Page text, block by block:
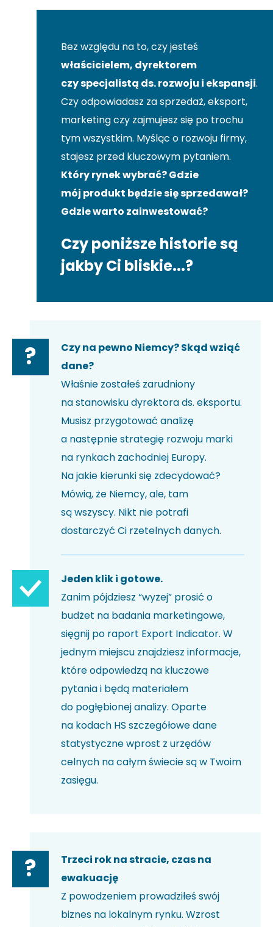
Bez względu na to, czy jesteś
właścicielem, dyrektorem
czy specjalistą ds. rozwoju i ekspansji.
Czy odpowiadasz za sprzedaż, eksport,
marketing czy zajmujesz się po trochu
tym wszystkim. Myśląc o rozwoju firmy,
stajesz przed kluczowym pytaniem.
Który rynek wybrać? Gdzie
mój produkt będzie się sprzedawał?
Gdzie warto zainwestować?
Czy poniższe historie są
jakby Ci bliskie...?
?
Czy na pewno Niemcy? Skąd wziąć
dane?
Właśnie zostałeś zarudniony
na stanowisku dyrektora ds. eksportu.
Musisz przygotować analizę
a następnie strategię rozwoju marki
na rynkach zachodniej Europy.
Na jakie kierunki się zdecydować?
Mówią, że Niemcy, ale, tam
są wszyscy. Nikt nie potrafi
dostarczyć Ci rzetelnych danych.
Jeden klik i gotowe.
Zanim pójdziesz “wyżej” prosić o
budżet na badania marketingowe,
sięgnij po raport Export Indicator. W
jednym miejscu znajdziesz informacje,
które odpowiedzą na kluczowe
pytania i będą materiałem
do pogłębionej analizy. Oparte
na kodach HS szczegółowe dane
statystyczne wprost z urzędów
celnych na całym świecie są w Twoim
zasięgu.
?
Trzeci rok na stracie, czas na
ewakuację
Z powodzeniem prowadziłeś swój
biznes na lokalnym rynku. Wzrost